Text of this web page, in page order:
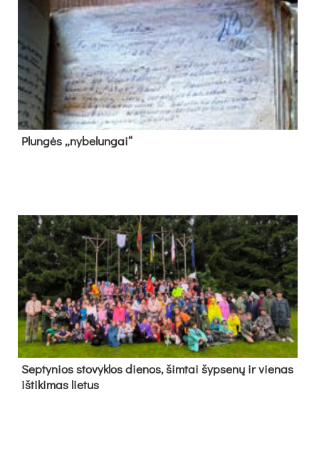
Plun­gės „ny­be­lun­gai“
Sep­ty­nios sto­vyk­los die­nos, šim­tai šyp­se­nų ir vie­nas
iš­ti­ki­mas lie­tus